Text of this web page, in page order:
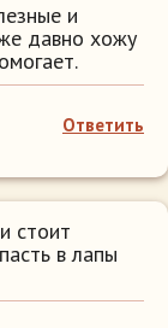
и
давно хожу
Ответить
стоит
в лапы